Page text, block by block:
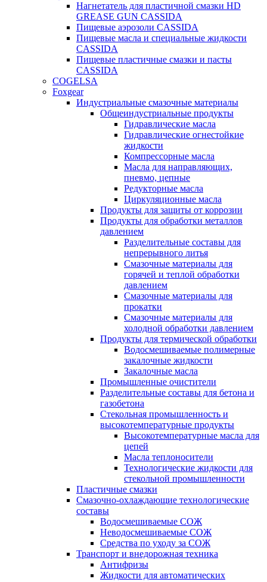
Нагнетатель для пластичной смазки HD
GREASE GUN CASSIDA
Пищевые аэрозоли CASSIDA
Пищевые масла и специальные жидкости
CASSIDA
Пищевые пластичные смазки и пасты
CASSIDA
COGELSA
Foxgear
Индустриальные смазочные материалы
Общеиндустриальные продукты
Гидравлические масла
Гидравлические огнестойкие
жидкости
Компрессорные масла
Масла для направляющих,
пневмо, цепные
Редукторные масла
Циркуляционные масла
Продукты для защиты от коррозии
Продукты для обработки металлов
давлением
Разделительные составы для
непрерывного литья
Смазочные материалы для
горячей и теплой обработки
давлением
Смазочные материалы для
прокатки
Смазочные материалы для
холодной обработки давлением
Продукты для термической обработки
Водосмешиваемые полимерные
закалочные жидкости
Закалочные масла
Промышленные очистители
Разделительные составы для бетона и
газобетона
Стекольная промышленность и
высокотемпературные продукты
Высокотемпературные масла для
цепей
Масла теплоносители
Технологические жидкости для
стекольной промышленности
Пластичные смазки
Смазочно-охлаждающие технологические
составы
Водосмешиваемые СОЖ
Неводосмешиваемые СОЖ
Средства по уходу за СОЖ
Транспорт и внедорожная техника
Антифризы
Жидкости для автоматических